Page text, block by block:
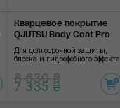
Кварцевое покрытие
QJUTSU Body Coat Pro
Для долгосрочной защиты,
блеска и гидрофобного эффекта
8 630 ₴
7 335 ₴